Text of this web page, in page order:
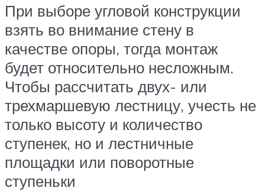
При выборе угловой конструкции
взять во внимание стену в
качестве опоры, тогда монтаж
будет относительно несложным.
Чтобы рассчитать двух- или
трехмаршевую лестницу, учесть не
только высоту и количество
ступенек, но и лестничные
площадки или поворотные
ступеньки